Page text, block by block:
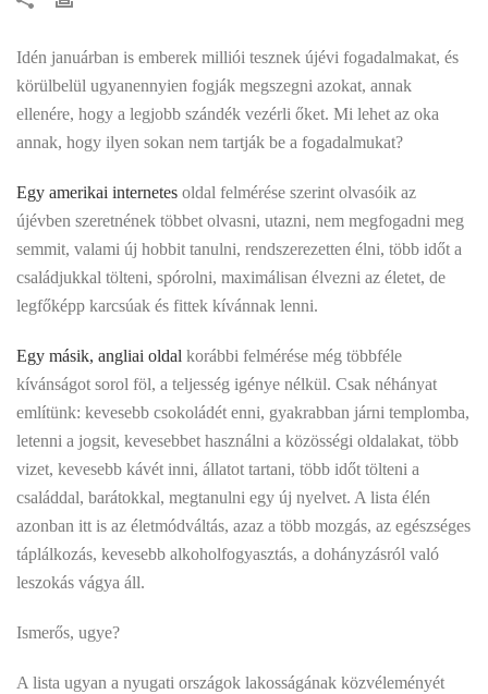
Idén januárban is emberek milliói tesznek újévi fogadalmakat, és
körülbelül ugyanennyien fogják megszegni azokat, annak
ellenére, hogy a legjobb szándék vezérli őket. Mi lehet az oka
annak, hogy ilyen sokan nem tartják be a fogadalmukat?
Egy amerikai internetes oldal felmérése szerint olvasóik az
újévben szeretnének többet olvasni, utazni, nem megfogadni meg
semmit, valami új hobbit tanulni, rendszerezetten élni, több időt a
családjukkal tölteni, spórolni, maximálisan élvezni az életet, de
legfőképp karcsúak és fittek kívánnak lenni.
Egy másik, angliai oldal korábbi felmérése még többféle
kívánságot sorol föl, a teljesség igénye nélkül. Csak néhányat
említünk: kevesebb csokoládét enni, gyakrabban járni templomba,
letenni a jogsit, kevesebbet használni a közösségi oldalakat, több
vizet, kevesebb kávét inni, állatot tartani, több időt tölteni a
családdal, barátokkal, megtanulni egy új nyelvet. A lista élén
azonban itt is az életmódváltás, azaz a több mozgás, az egészséges
táplálkozás, kevesebb alkoholfogyasztás, a dohányzásról való
leszokás vágya áll.
Ismerős, ugye?
A lista ugyan a nyugati országok lakosságának közvéleményét